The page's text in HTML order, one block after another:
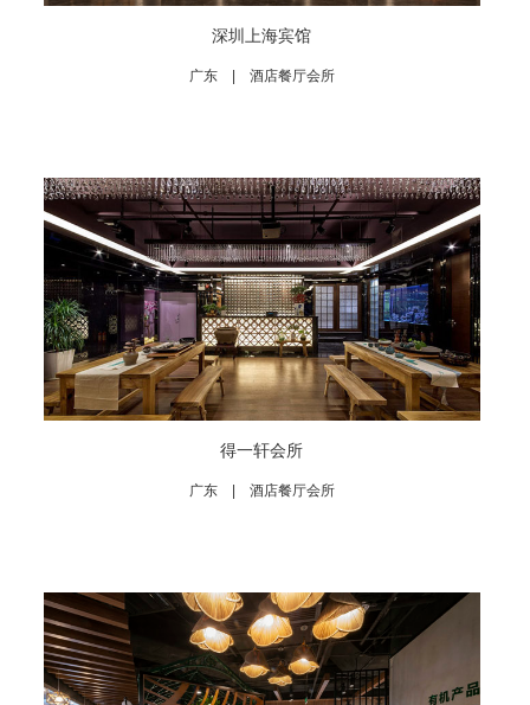
深圳上海宾馆
广东 | 酒店餐厅会所
得一轩会所
广东 | 酒店餐厅会所